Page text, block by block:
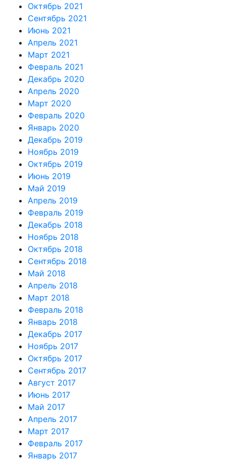
Октябрь 2021
Сентябрь 2021
Июнь 2021
Апрель 2021
Март 2021
Февраль 2021
Декабрь 2020
Апрель 2020
Март 2020
Февраль 2020
Январь 2020
Декабрь 2019
Ноябрь 2019
Октябрь 2019
Июнь 2019
Май 2019
Апрель 2019
Февраль 2019
Декабрь 2018
Ноябрь 2018
Октябрь 2018
Сентябрь 2018
Май 2018
Апрель 2018
Март 2018
Февраль 2018
Январь 2018
Декабрь 2017
Ноябрь 2017
Октябрь 2017
Сентябрь 2017
Август 2017
Июнь 2017
Май 2017
Апрель 2017
Март 2017
Февраль 2017
Январь 2017